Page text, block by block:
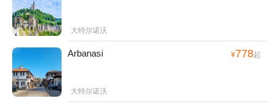
大特尔诺沃
Arbanasi ¥778起
大特尔诺沃